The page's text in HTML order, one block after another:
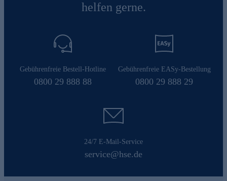
helfen gerne.
Gebührenfreie Bestell-Hotline
0800 29 888 88
Gebührenfreie EASy-Bestellung
0800 29 888 29
24/7 E-Mail-Service
service@hse.de